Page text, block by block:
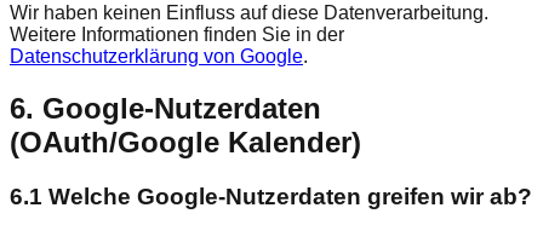
Wir haben keinen Einfluss auf diese Datenverarbeitung.
Weitere Informationen finden Sie in der
Datenschutzerklärung von Google.
6. Google‑Nutzerdaten
(OAuth/Google Kalender)
6.1 Welche Google‑Nutzerdaten greifen wir ab?